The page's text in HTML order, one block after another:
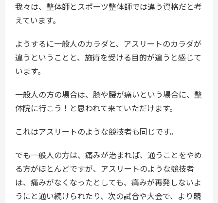
我々は、整体師とスポーツ整体師では違う資格だと考
えています。
ようするに一般人のカラダと、アスリートのカラダが
違うということと、施術を受ける目的が違うと感じて
います。
一般人の方の場合は、膝や腰が痛いという場合に、整
体院に行こう！と思われて来ていただけます。
これはアスリートのような競技者も同じです。
でも一般人の方は、痛みが治まれば、通うことをやめ
る方がほとんどですが、アスリートのような競技者
は、痛みがなくなったとしても、痛みが再発しないよ
うにと通い続けられたり、次の試合や大会で、より競